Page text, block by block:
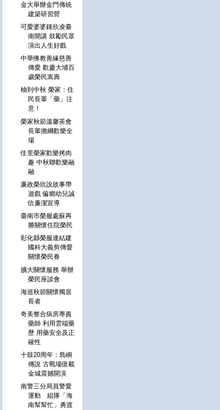
金大舉辦金門傳統
建築研習營
可愛婆婆鍾欣凌臺
南開講 鼓勵民眾
演出人生好戲
中華佛教善緣慈善
傳愛 歡慶大埔百
歲榮民嵩壽
柚到中秋 榮家：住
民長輩「藥」注
意！
榮家秋節溫馨茶會
長輩擔綱歡樂全
場
佳里榮家歡樂烤肉
趣 中秋聯歡樂融
融
廉政榮欣說故事帶
遊戲 偏鄉幼兒誠
信廉潔宣導
臺南市榮服處蘇再
勝關懷住院榮民
彰化縣榮服連結建
國科大義剪傳愛
關懷榮民眷
擴大關懷服務 舉辦
榮民座談會
海巡秋節關懷獨居
長者
奇美整合病房專責
藥師 利用雲端藥
歷 用藥安全及正
確性
十鼓20周年：島嶼
傳說 古戰場億載
金城震撼開演
南警三分局員警愛
運動 組隊「海
南幫幫忙」勇渡